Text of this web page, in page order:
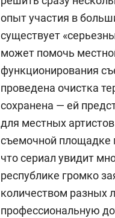
опыт участия в
существует
может помочь
функционирования
проведена очистка
сохранена — ей
для местных
съемочной площадке
что сериал увидит
республике громко
количеством разных
профессиональную